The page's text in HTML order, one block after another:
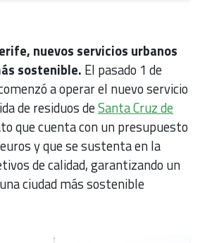
nuevos servicios urbanos
sostenible. El pasado 1 de
a operar el nuevo servicio
de residuos deSanta Cruz de
que cuenta con un presupuesto
y que se sustenta en la
de calidad, garantizando un
ciudad más sostenible